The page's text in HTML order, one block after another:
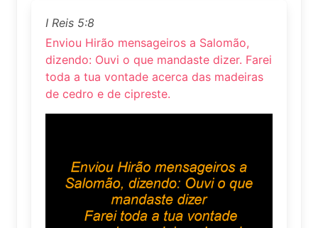
I Reis 5:8
Enviou Hirão mensageiros a Salomão,
dizendo: Ouvi o que mandaste dizer. Farei
toda a tua vontade acerca das madeiras
de cedro e de cipreste.